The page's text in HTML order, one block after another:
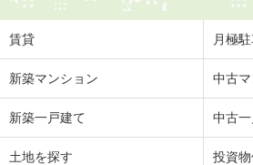
賃貸 月極
新築マンション 中古
新築一戸建て 中古
土地を探す 投資